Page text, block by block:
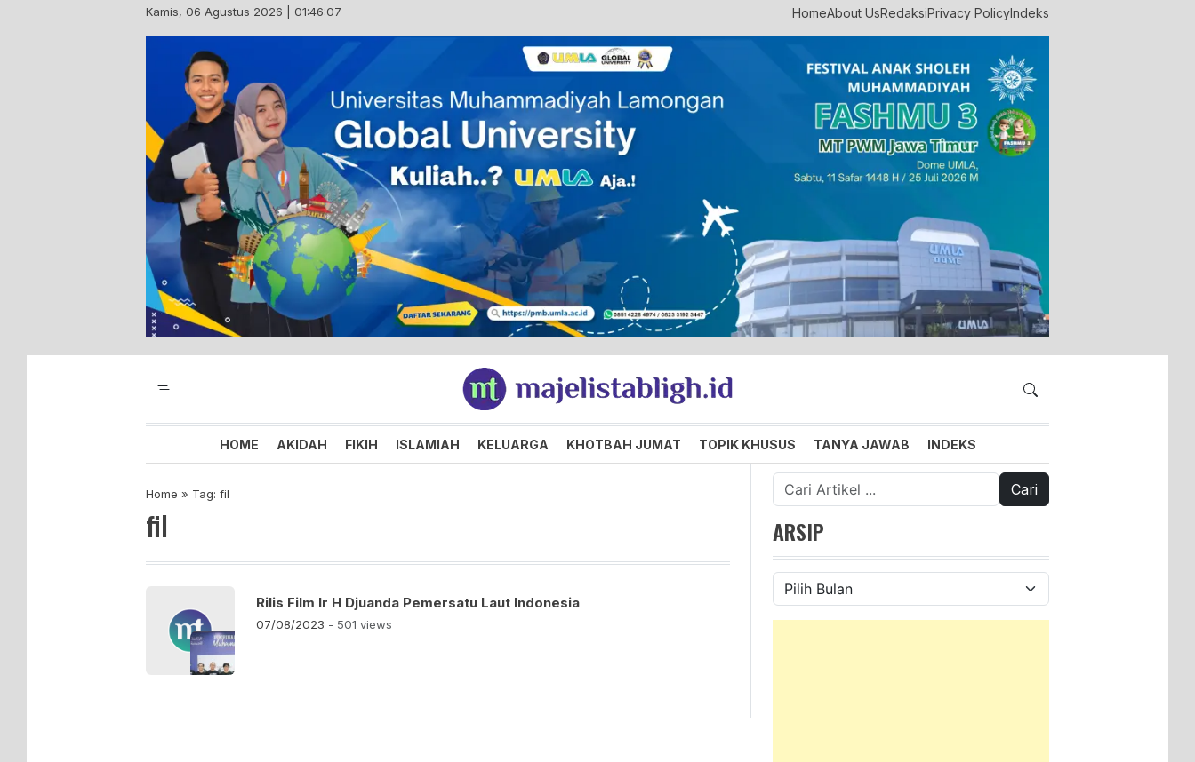
Kamis, 06 Agustus 2026 | 01:46:08 HomeAbout UsRedaksiPrivacy PolicyIndeks
Majelis Tabligh Muhammadiyah
Syiar Dakwah Islam Berkemajuan dan Menggembirakan
HOME AKIDAH FIKIH ISLAMIAH KELUARGA KHOTBAH JUMAT TOPIK KHUSUS TANYA JAWAB INDEKS
Home » Tag: fil
fil
Rilis Film Ir H Djuanda Pemersatu Laut Indonesia
07/08/2023 - 501 views
Cari
untuk:
ARSIP
Arsip